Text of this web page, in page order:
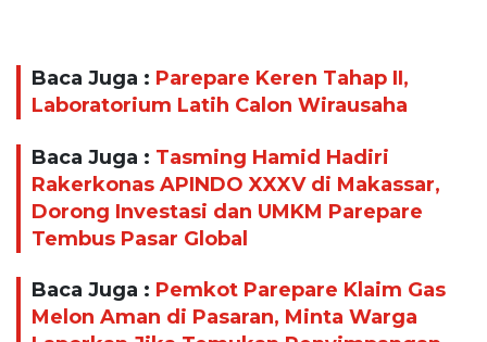
Baca Juga : Parepare Keren Tahap II,
Laboratorium Latih Calon Wirausaha
Baca Juga : Tasming Hamid Hadiri
Rakerkonas APINDO XXXV di Makassar,
Dorong Investasi dan UMKM Parepare
Tembus Pasar Global
Baca Juga : Pemkot Parepare Klaim Gas
Melon Aman di Pasaran, Minta Warga